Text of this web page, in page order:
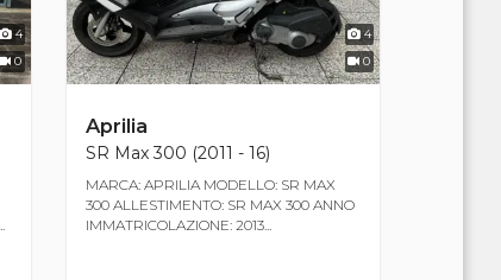
4
0
4
0
Aprilia
SR Max 300 (2011 - 16)
MARCA: APRILIA MODELLO: SR MAX
300 ALLESTIMENTO: SR MAX 300 ANNO
IMMATRICOLAZIONE: 2013...